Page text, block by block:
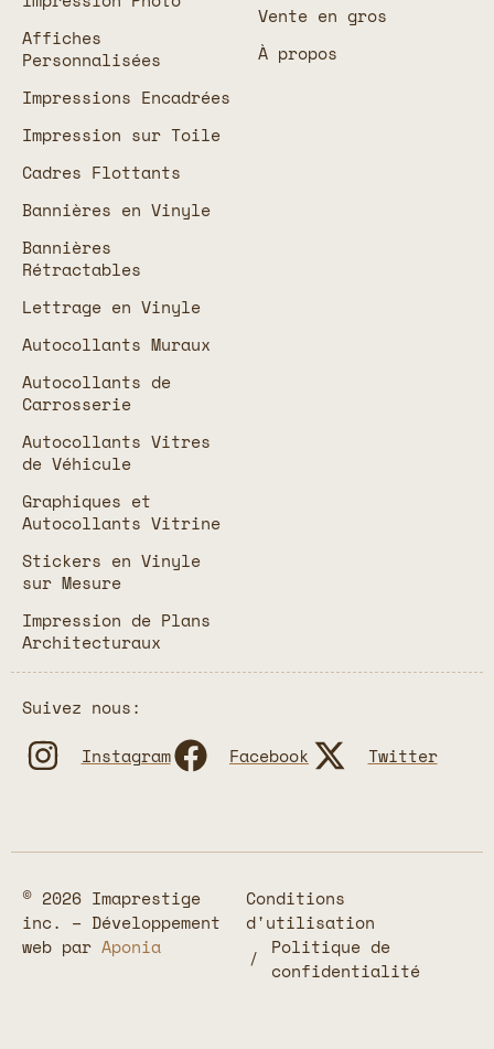
Affiches
Personnalisées
Impressions Encadrées
Impression sur Toile
Cadres Flottants
Bannières en Vinyle
Bannières
Rétractables
Lettrage en Vinyle
Autocollants Muraux
Autocollants de
Carrosserie
Autocollants Vitres
de Véhicule
Graphiques et
Autocollants Vitrine
Stickers en Vinyle
sur Mesure
Impression de Plans
Architecturaux
Vente en gros
À propos
Suivez nous:
Instagram
Facebook Twitter
© 2026 Imaprestige
inc. – Développement
web par Aponia
Conditions
d'utilisation
Politique de
confidentialité